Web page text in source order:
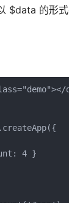
$data 的形式
4 }